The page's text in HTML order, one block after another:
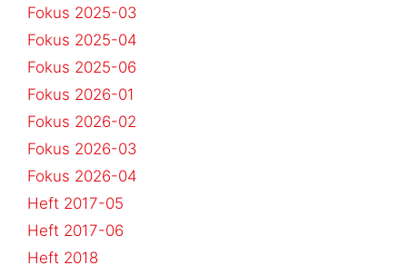
Fokus 2025-03
Fokus 2025-04
Fokus 2025-06
Fokus 2026-01
Fokus 2026-02
Fokus 2026-03
Fokus 2026-04
Heft 2017-05
Heft 2017-06
Heft 2018